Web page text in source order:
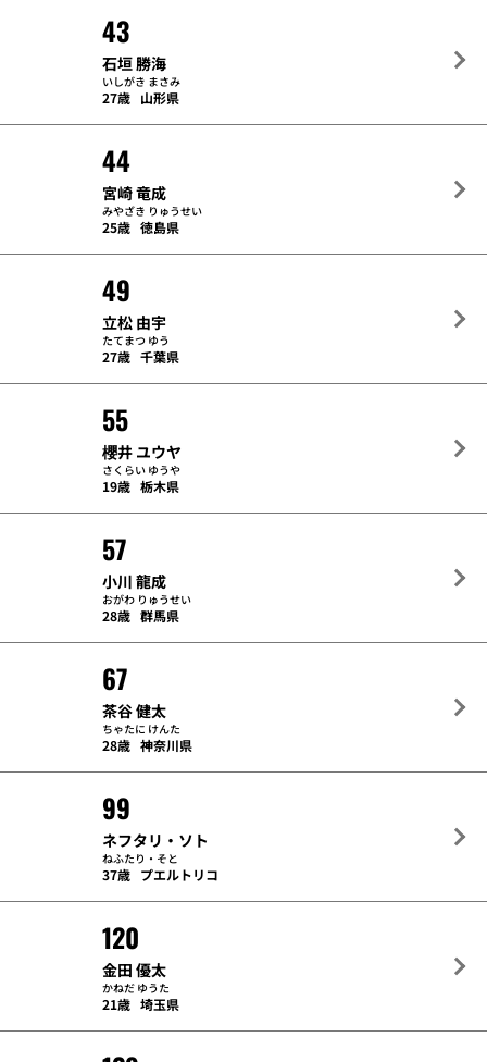
43
石垣 勝海
いしがき まさみ
27歳 山形県
44
宮崎 竜成
みやざき りゅうせい
25歳 徳島県
49
立松 由宇
たてまつ ゆう
27歳 千葉県
55
櫻井 ユウヤ
さくらい ゆうや
19歳 栃木県
57
小川 龍成
おがわ りゅうせい
28歳 群馬県
67
茶谷 健太
ちゃたに けんた
28歳 神奈川県
99
ネフタリ・ソト
ねふたり・そと
37歳 プエルトリコ
120
金田 優太
かねだ ゆうた
21歳 埼玉県